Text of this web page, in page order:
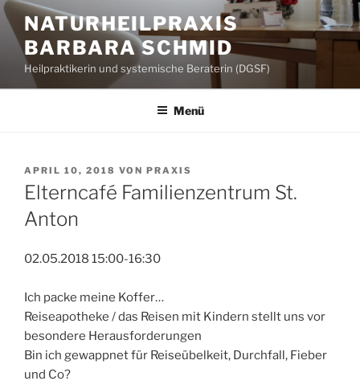
Zum
Inhalt
springen
NATURHEILPRAXIS
BARBARA SCHMID
Heilpraktikerin und systemische Beraterin (DGSF)
Menü
VERÖFFENTLICHT
AM
APRIL 10, 2018 VON PRAXIS
Elterncafé Familienzentrum St.
Anton
02.05.2018 15:00-16:30
Ich packe meine Koffer…
Reiseapotheke / das Reisen mit Kindern stellt uns vor
besondere Herausforderungen
Bin ich gewappnet für Reiseübelkeit, Durchfall, Fieber
und Co?